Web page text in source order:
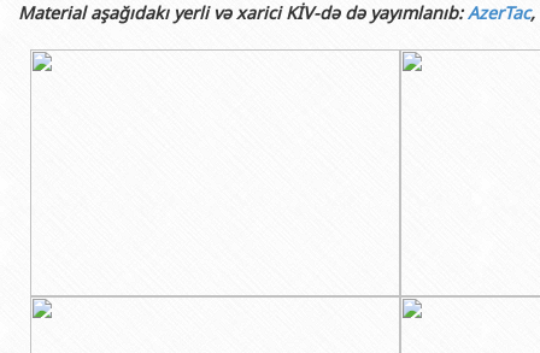
Material aşağıdakı yerli və xarici KİV-də də yayımlanıb:AzerTac,